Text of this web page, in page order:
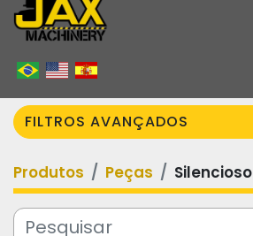
FILTROS AVANÇADOS
Categoria
Produtos Peças Silencioso